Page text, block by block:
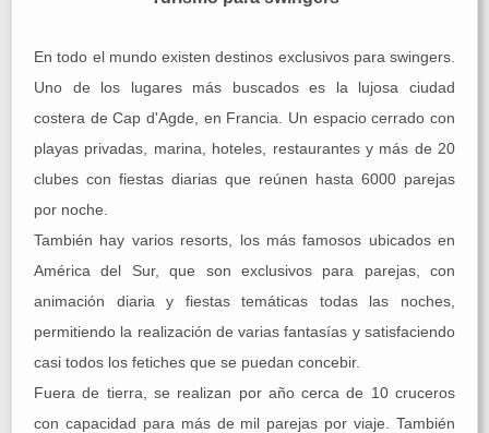
En todo el mundo existen destinos exclusivos para swingers.
Uno de los lugares más buscados es la lujosa ciudad
costera de Cap d'Agde, en Francia. Un espacio cerrado con
playas privadas, marina, hoteles, restaurantes y más de 20
clubes con fiestas diarias que reúnen hasta 6000 parejas
por noche.
También hay varios resorts, los más famosos ubicados en
América del Sur, que son exclusivos para parejas, con
animación diaria y fiestas temáticas todas las noches,
permitiendo la realización de varias fantasías y satisfaciendo
casi todos los fetiches que se puedan concebir.
Fuera de tierra, se realizan por año cerca de 10 cruceros
con capacidad para más de mil parejas por viaje. También